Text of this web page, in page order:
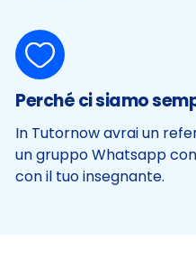
Perché ci siamo
In Tutornow avrai un
un gruppo Whatsapp
con il tuo insegnante.